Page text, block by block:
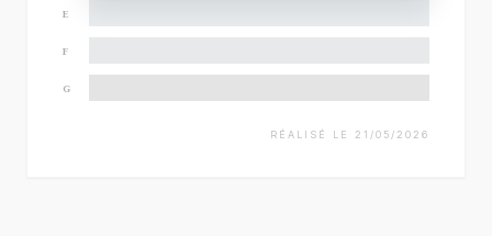
E
F
G
RÉALISÉ LE 21/05/2026